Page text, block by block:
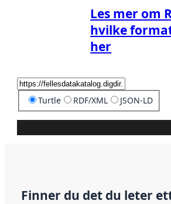
Les mer om
hvilke
her
Turtle RDF/XML JSON-LD
Finner du det du leter